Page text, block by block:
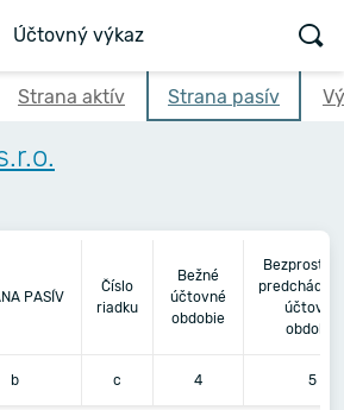
Účtovný výkaz
Strana aktív Strana pasív
PASÍV
Číslo
riadku
Bežné
účtovné
obdobie
účtovné
obdobie
b c 4 5